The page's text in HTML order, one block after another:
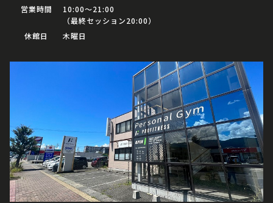
営業時間
10:00〜21:00
（最終セッション20:00）
休館日
木曜日